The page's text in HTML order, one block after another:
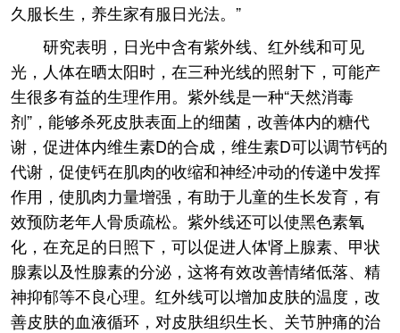
久服长生，养生家有服日光法。”
研究表明，日光中含有紫外线、红外线和可见
光，人体在晒太阳时，在三种光线的照射下，可能产
生很多有益的生理作用。紫外线是一种“天然消毒
剂”，能够杀死皮肤表面上的细菌，改善体内的糖代
谢，促进体内维生素D的合成，维生素D可以调节钙的
代谢，促使钙在肌肉的收缩和神经冲动的传递中发挥
作用，使肌肉力量增强，有助于儿童的生长发育，有
效预防老年人骨质疏松。紫外线还可以使黑色素氧
化，在充足的日照下，可以促进人体肾上腺素、甲状
腺素以及性腺素的分泌，这将有效改善情绪低落、精
神抑郁等不良心理。红外线可以增加皮肤的温度，改
善皮肤的血液循环，对皮肤组织生长、关节肿痛的治